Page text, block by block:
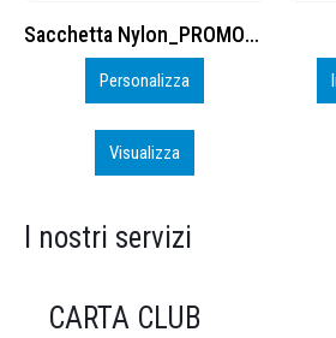
Cuffia Poliestere
Inizia a Personalizzare
Visualizza
I nostri servizi
CARTA CLUB